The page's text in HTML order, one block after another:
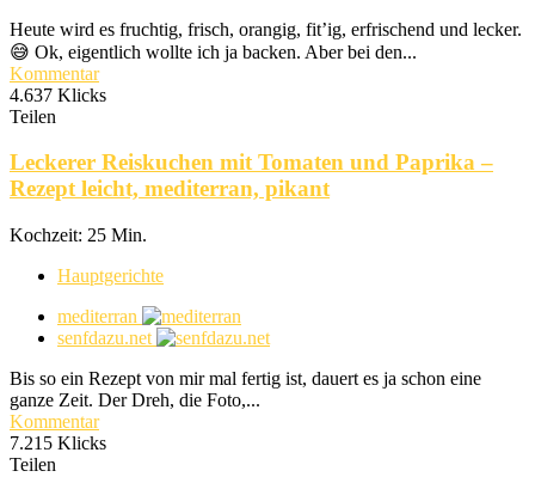
Heute wird es fruchtig, frisch, orangig, fit’ig, erfrischend und lecker.
😅 Ok, eigentlich wollte ich ja backen. Aber bei den...
Kommentar
4.637 Klicks
Teilen
Leckerer Reiskuchen mit Tomaten und Paprika –
Rezept leicht, mediterran, pikant
Kochzeit: 25 Min.
Hauptgerichte
mediterran
senfdazu.net
Bis so ein Rezept von mir mal fertig ist, dauert es ja schon eine
ganze Zeit. Der Dreh, die Foto,...
Kommentar
7.215 Klicks
Teilen